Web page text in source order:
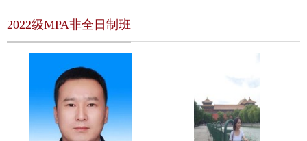
2022级MPA非全日制班